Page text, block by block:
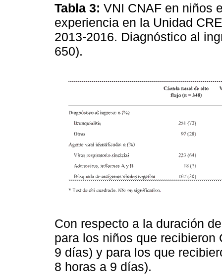
Tabla 3: VNI CNAF en niños
experiencia en la Unidad
2013-2016. Diagnóstico al
650).
Con respecto a la duración
para los niños que recibieron
9 días) y para los que
8 horas a 9 días).